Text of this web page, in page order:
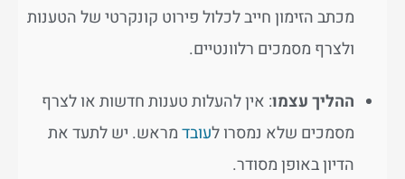
מכתב הזימון חייב לכלול פירוט קונקרטי של הטענות
ולצרף מסמכים רלוונטיים.
ההליך עצמו: אין להעלות טענות חדשות או לצרף
מסמכים שלא נמסרו לעובדמראש. יש לתעד את
הדיון באופן מסודר.